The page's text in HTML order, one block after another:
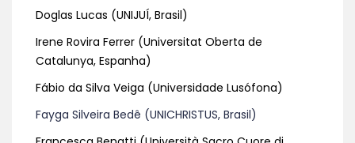
Doglas Lucas (UNIJUÍ, Brasil)
Irene Rovira Ferrer (Universitat Oberta de
Catalunya, Espanha)
Fábio da Silva Veiga (Universidade Lusófona)
Fayga Silveira Bedê (UNICHRISTUS, Brasil)